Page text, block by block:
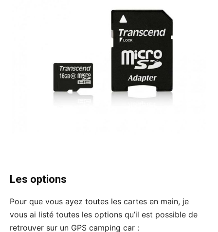
Les options
Pour que vous ayez toutes les cartes en main, je
vous ai listé toutes les options qu’il est possible de
retrouver sur un GPS camping car :